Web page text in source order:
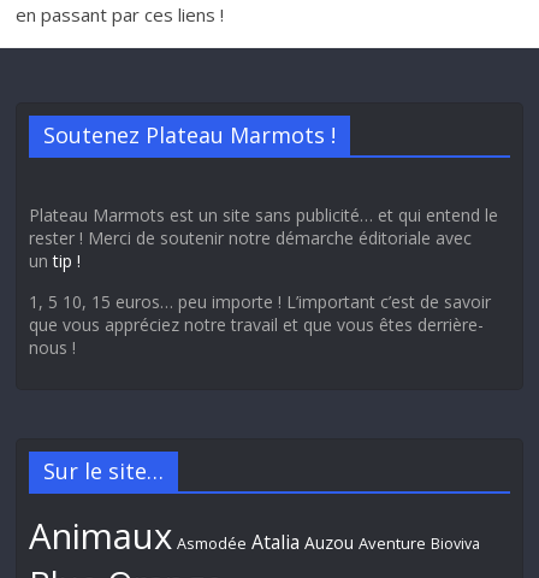
en passant par ces liens !
Soutenez Plateau Marmots !
Plateau Marmots est un site sans publicité… et qui entend le
rester ! Merci de soutenir notre démarche éditoriale avec
untip !
1, 5 10, 15 euros… peu importe ! L’important c’est de savoir
que vous appréciez notre travail et que vous êtes derrière-
nous !
Sur le site…
Animaux Asmodée Atalia Auzou Aventure Bioviva